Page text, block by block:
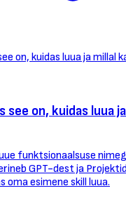
see on, kuidas luua
funktsionaalsuse
GPT-dest ja
esimene skill luua.